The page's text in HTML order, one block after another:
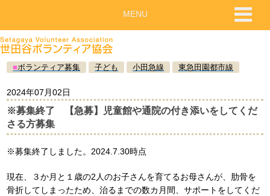
■ボランティア募集 子ども 小田急線 東急田園都市線
2024年07月02日
※募集終了 【急募】児童館や通院の付き添いをしてくだ
さる方募集
※募集終了しました。2024.7.30時点
現在、３か月と１歳の2人のお子さんを育てるお母さんが、肋骨を
骨折してしまったため、治るまでの数カ月間、サポートをしてくだ
MENU